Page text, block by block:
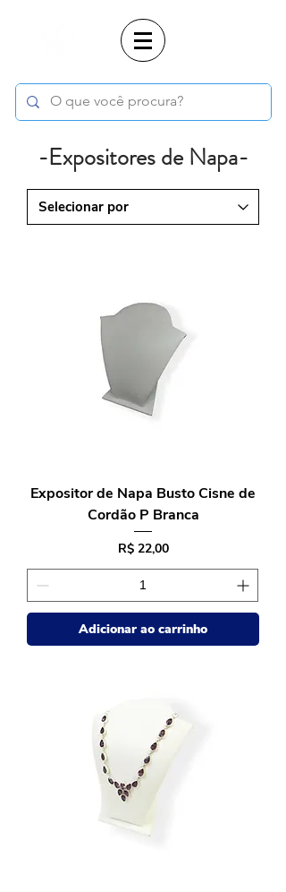
-Expositores de Napa-
Expositor de Napa Busto Cisne de
Cordão P Branca
Preço
R$ 22,00
Adicionar ao carrinho